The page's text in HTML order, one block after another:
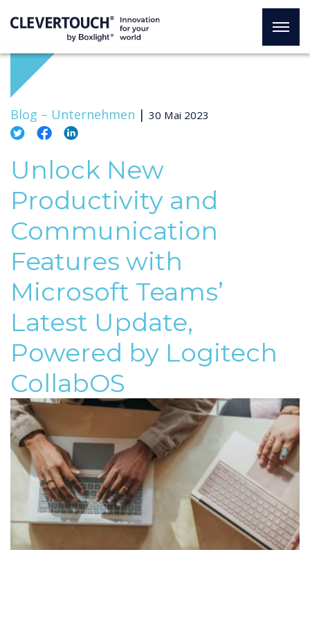
Blog – Unternehmen | 30 Mai 2023
Unlock New
Productivity and
Communication
Features with
Microsoft Teams’
Latest Update,
Powered by Logitech
CollabOS